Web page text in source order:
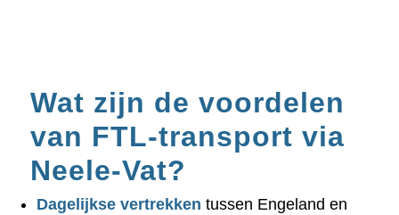
Wat zijn de voordelen
van FTL-transport via
Neele-Vat?
Dagelijkse vertrekken tussen Engeland en